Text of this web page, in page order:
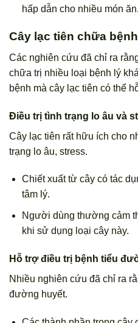
hấp dẫn cho nhiều món ăn.
Cây lạc tiên chữa
Các nghiên cứu đã chỉ ra
chữa trị nhiều loại bệnh lý
bệnh mà cây lạc tiên có thể
Điều trị tình trạng lo âu và
Cây lạc tiên rất hữu ích cho
trạng lo âu, stress.
Chiết xuất từ cây có tác
tâm lý.
Người dùng thường cảm
khi sử dụng loại cây này.
Hỗ trợ điều trị bệnh tiểu
Nhiều nghiên cứu đã chỉ ra
đường huyết.